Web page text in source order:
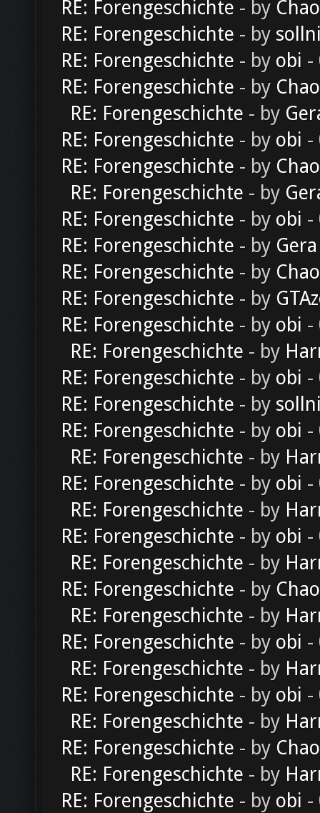
RE: Forengeschichte - by
RE: Forengeschichte - by
RE: Forengeschichte - by obi -
RE: Forengeschichte - by
RE: Forengeschichte - by
RE: Forengeschichte - by obi -
RE: Forengeschichte - by
RE: Forengeschichte - by
RE: Forengeschichte - by obi -
RE: Forengeschichte - by Gera
RE: Forengeschichte - by
RE: Forengeschichte - by
RE: Forengeschichte - by obi -
RE: Forengeschichte - by
RE: Forengeschichte - by obi -
RE: Forengeschichte - by
RE: Forengeschichte - by obi -
RE: Forengeschichte - by
RE: Forengeschichte - by obi -
RE: Forengeschichte - by
RE: Forengeschichte - by obi -
RE: Forengeschichte - by
RE: Forengeschichte - by
RE: Forengeschichte - by
RE: Forengeschichte - by obi -
RE: Forengeschichte - by
RE: Forengeschichte - by obi -
RE: Forengeschichte - by
RE: Forengeschichte - by
RE: Forengeschichte - by
RE: Forengeschichte - by obi -